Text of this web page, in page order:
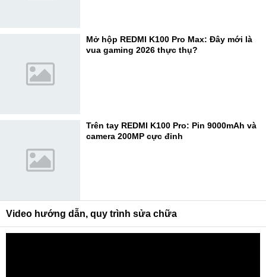
Mở hộp REDMI K100 Pro Max: Đây mới là
vua gaming 2026 thực thụ?
Trên tay REDMI K100 Pro: Pin 9000mAh và
camera 200MP cực đỉnh
Video hướng dẫn, quy trình sửa chữa